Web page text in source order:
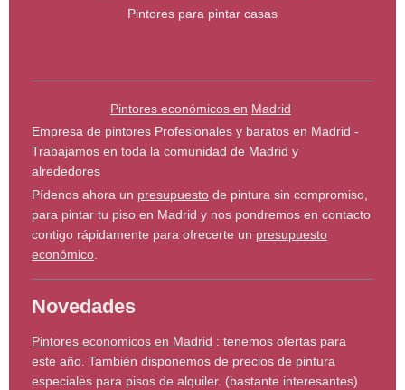
Pintores para pintar casas
Pintores económicos en Madrid
Empresa de pintores Profesionales y baratos en Madrid -
Trabajamos en toda la comunidad de Madrid y
alrededores
Pídenos ahora un presupuesto de pintura sin compromiso,
para pintar tu piso en Madrid y nos pondremos en contacto
contigo rápidamente para ofrecerte un presupuesto
económico
Novedades
Pintores economicos en Madrid : tenemos ofertas para
este año. También disponemos de precios de pintura
especiales para pisos de alquiler. (bastante interesantes)